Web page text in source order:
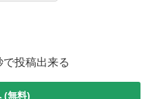
投稿出来る
(無料)